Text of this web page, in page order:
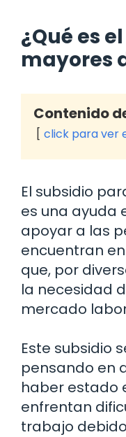
¿Qué es
mayores
Contenido
click para ver
El subsidio
es una ayuda
apoyar a las
encuentran
que, por
la necesidad
mercado
Este subsidio
pensando en
haber estado
enfrentan
trabajo